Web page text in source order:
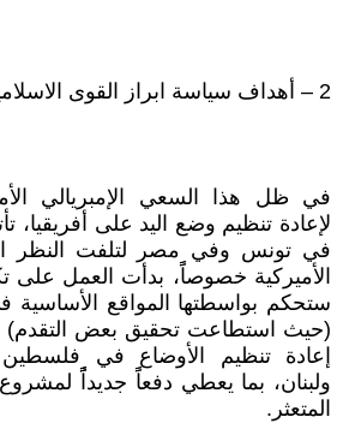
2 – أهداف سياسة ابراز القوى الاسلامية
في ظل هذا السعي الإمبريالي
لإعادة تنظيم وضع اليد على أفريقيا،
في تونس وفي مصر لتلفت النظر الى
الأميركية خصوصاًً، بدأت العمل على
ستحكم بواسطتها المواقع الأساسية
(حيث استطاعت تحقيق بعض التقدم)
إعادة تنظيم الأوضاع في
ولبنان، بما يعطي دفعاًً جديداًًً
المتعثر.